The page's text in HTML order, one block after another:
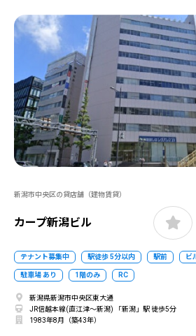
新潟市中央区の貸店舗（建物賃貸）
カープ新潟ビル
テナント募集中 駅徒歩 5分以内 駅前 ビ
駐車場 あり 1階のみ RC
新潟県新潟市中央区東大通
JR信越本線(直江津～新潟) 「新潟」駅 徒歩5分
1983年8月（築43年）